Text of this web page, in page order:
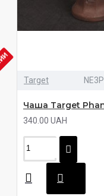
Target
Чаша Target
340.00 UAH